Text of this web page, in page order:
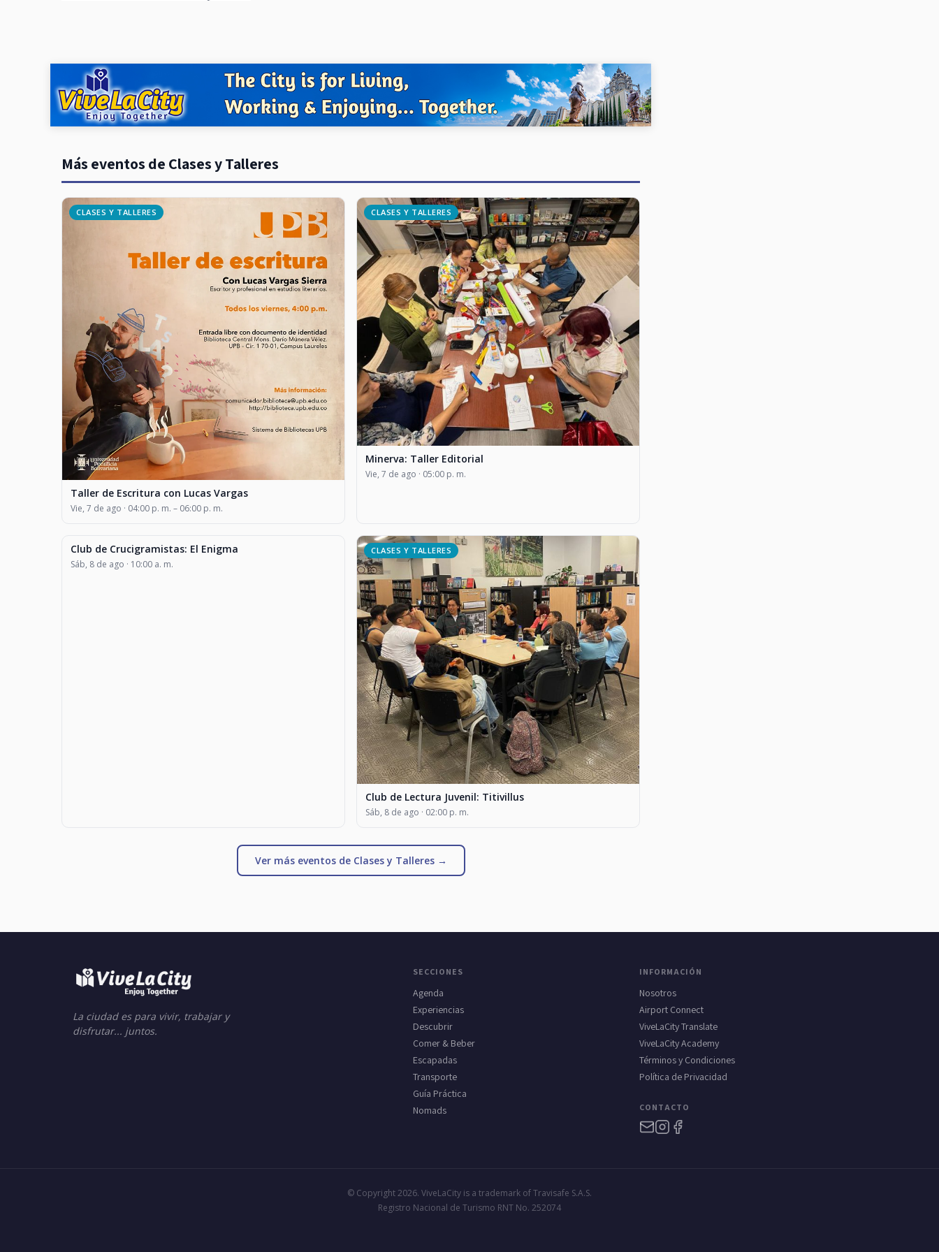
Más eventos de Clases y Talleres
CLASES Y TALLERES
Taller de Escritura con Lucas Vargas
Vie, 7 de ago · 04:00 p. m. – 06:00 p. m.
CLASES Y TALLERES
Minerva: Taller Editorial
Vie, 7 de ago · 05:00 p. m.
CLASES Y TALLERES
Club de Crucigramistas: El Enigma
Sáb, 8 de ago · 10:00 a. m.
CLASES Y TALLERES
Club de Lectura Juvenil: Titivillus
Sáb, 8 de ago · 02:00 p. m.
Ver más eventos de Clases y Talleres →
La ciudad es para vivir, trabajar y
disfrutar... juntos.
SECCIONES
Agenda
Experiencias
Descubrir
Comer & Beber
Escapadas
Transporte
Guía Práctica
Nomads
INFORMACIÓN
Nosotros
Airport Connect
ViveLaCity Translate
ViveLaCity Academy
Términos y Condiciones
Política de Privacidad
CONTACTO
© Copyright 2026. ViveLaCity is a trademark of Travisafe S.A.S.
Registro Nacional de Turismo RNT No. 252074